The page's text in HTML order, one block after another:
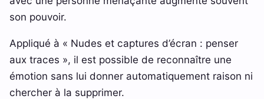
son pouvoir.
Appliqué à « Nudes et captures d’écran : penser
aux traces », il est possible de reconnaître une
émotion sans lui donner automatiquement raison ni
chercher à la supprimer.